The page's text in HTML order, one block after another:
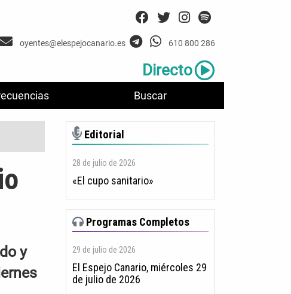
Buscar
oyentes@elespejocanario.es 610 800 286
Directo
y
Editorial
28 de julio de 2026
«El cupo sanitario»
Programas Completos
29 de julio de 2026
El Espejo Canario, miércoles 29
de julio de 2026